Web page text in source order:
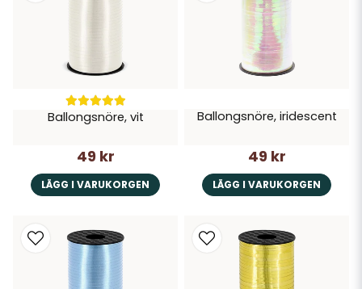
Ballongsnöre, vit
49 kr
LÄGG I VARUKORGEN
Ballongsnöre, iridescent
49 kr
LÄGG I VARUKORGEN